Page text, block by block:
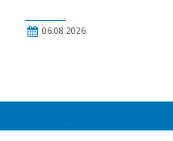
06.08.2026